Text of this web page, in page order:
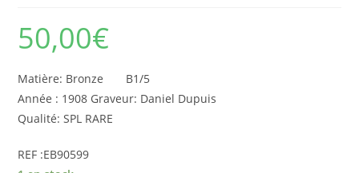
50,00€
Matière: Bronze B1/5
Année : 1908 Graveur: Daniel Dupuis
Qualité: SPL RARE
REF :EB90599